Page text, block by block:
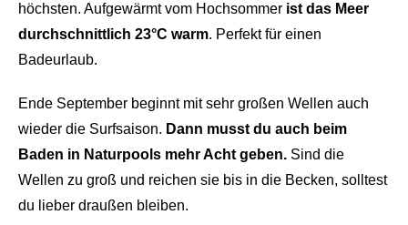
höchsten. Aufgewärmt vom Hochsommer ist das Meer
durchschnittlich 23°C warm. Perfekt für einen
Badeurlaub.
Ende September beginnt mit sehr großen Wellen auch
wieder die Surfsaison. Dann musst du auch beim
Baden in Naturpools mehr Acht geben. Sind die
Wellen zu groß und reichen sie bis in die Becken, solltest
du lieber draußen bleiben.